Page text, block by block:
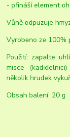
- přináší element
Vůně odpuzuje
Vyrobeno ze 100%
Použití: zapalte
misce
několik hrudek
Obsah balení: 20 g